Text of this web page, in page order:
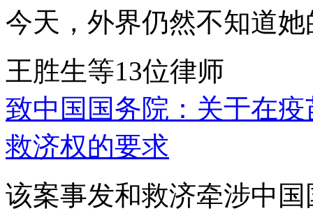
今天，外界仍然不知道
王胜生等13位律师
致中国国务院：关于在
救济权的要求
该案事发和救济牵涉中